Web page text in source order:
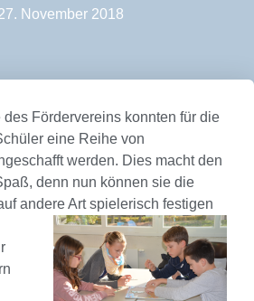
November 2018
Fördervereins konnten für die
eine Reihe von
werden. Dies macht den
denn nun können sie die
andere Art spielerisch festigen